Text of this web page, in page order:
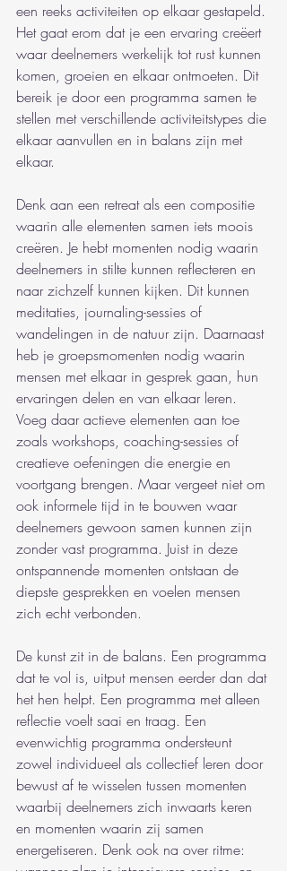
een reeks activiteiten op elkaar gestapeld.
Het gaat erom dat je een ervaring creëert
waar deelnemers werkelijk tot rust kunnen
komen, groeien en elkaar ontmoeten. Dit
bereik je door een programma samen te
stellen met verschillende activiteitstypes die
elkaar aanvullen en in balans zijn met
elkaar.
Denk aan een retreat als een compositie
waarin alle elementen samen iets moois
creëren. Je hebt momenten nodig waarin
deelnemers in stilte kunnen reflecteren en
naar zichzelf kunnen kijken. Dit kunnen
meditaties, journaling-sessies of
wandelingen in de natuur zijn. Daarnaast
heb je groepsmomenten nodig waarin
mensen met elkaar in gesprek gaan, hun
ervaringen delen en van elkaar leren.
Voeg daar actieve elementen aan toe
zoals workshops, coaching-sessies of
creatieve oefeningen die energie en
voortgang brengen. Maar vergeet niet om
ook informele tijd in te bouwen waar
deelnemers gewoon samen kunnen zijn
zonder vast programma. Juist in deze
ontspannende momenten ontstaan de
diepste gesprekken en voelen mensen
zich echt verbonden.
De kunst zit in de balans. Een programma
dat te vol is, uitput mensen eerder dan dat
het hen helpt. Een programma met alleen
reflectie voelt saai en traag. Een
evenwichtig programma ondersteunt
zowel individueel als collectief leren door
bewust af te wisselen tussen momenten
waarbij deelnemers zich inwaarts keren
en momenten waarin zij samen
energetiseren. Denk ook na over ritme: